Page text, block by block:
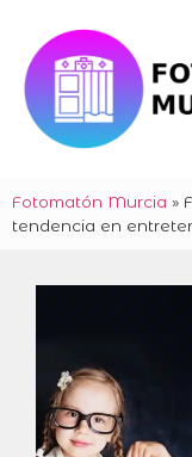
Fotomatón Murcia »
tendencia en